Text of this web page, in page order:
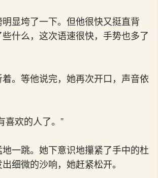
显垮了一下。但他很快又挺直背
什么，这次语速很快，手势也多了
。等他说完，她再次开口，声音依
喜欢的人了。”
一跳。她下意识地攥紧了手中的杜
细微的沙响，她赶紧松开。